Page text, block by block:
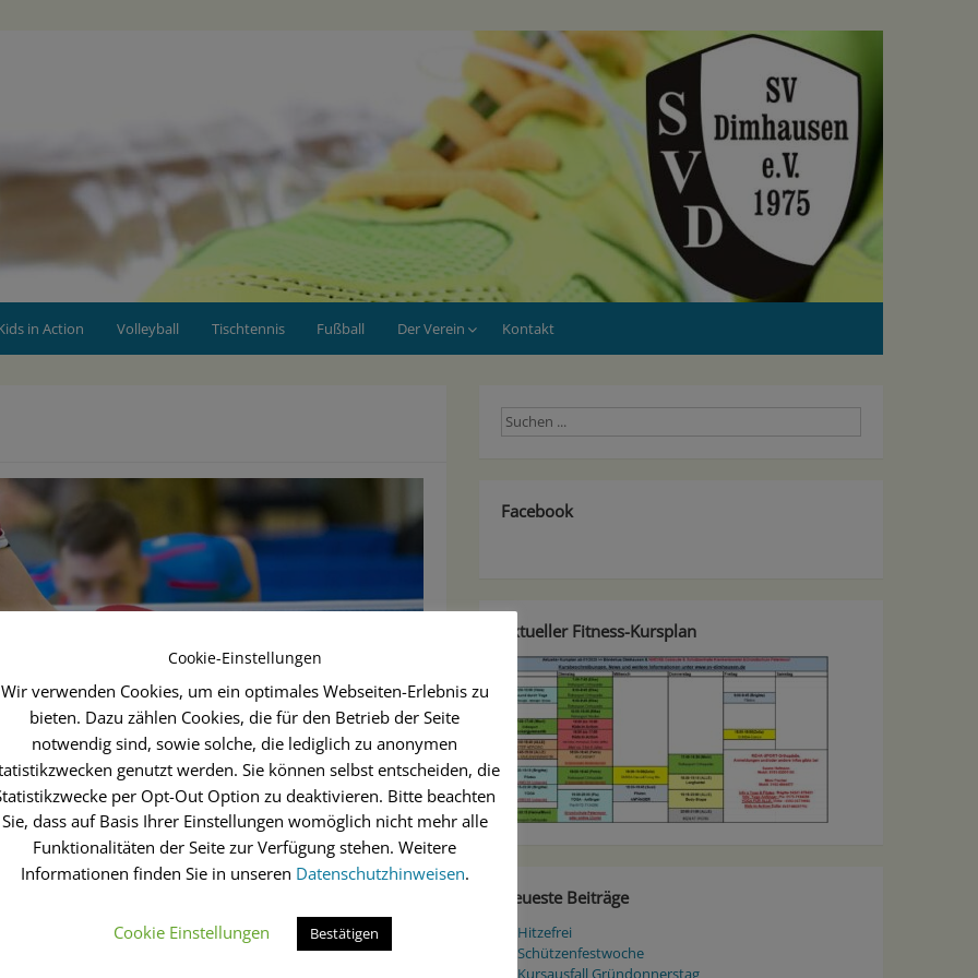
in Action Volleyball Tischtennis Fußball Der Verein Kontakt
viele Möglichkeiten – nicht nur im taktischen
sich die Basisinfos über Schlägerhaltung,
am Spiel, aber sie können helfen, das Spiel
kommen!
Facebook
Aktueller Fitness-Kursplan
Neueste Beiträge
Hitzefrei
Schützenfestwoche
Cookie-Einstellungen
Wir verwenden Cookies, um ein optimales Webseiten-Erlebnis zu
bieten. Dazu zählen Cookies, die für den Betrieb der Seite
notwendig sind, sowie solche, die lediglich zu anonymen
genutzt werden. Sie können selbst entscheiden, die
per Opt-Out Option zu deaktivieren. Bitte beachten
Sie, dass auf Basis Ihrer Einstellungen womöglich nicht mehr alle
Funktionalitäten der Seite zur Verfügung stehen. Weitere
Informationen finden Sie in unseren Datenschutzhinweisen.
Cookie Einstellungen Bestätigen